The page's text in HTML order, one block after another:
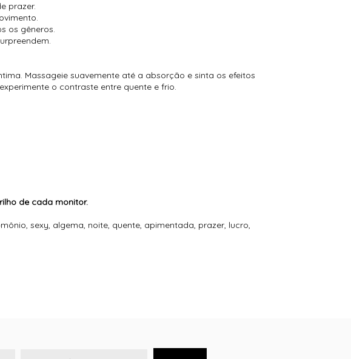
prazer.
os gêneros.
Massageie suavemente até a absorção e sinta os efeitos
o contraste entre quente e frio.
de cada monitor.
sexy, algema, noite, quente, apimentada, prazer, lucro,